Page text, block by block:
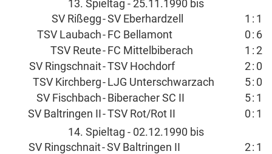
13. Spieltag - 25.11.1990 bis
SV Rißegg-SV Eberhardzell 1 : 1
TSV Laubach- FC Bellamont 0 : 6
TSV Reute- FC Mittelbiberach 1 : 2
SV Ringschnait-TSV Hochdorf 2: 0
TSV Kirchberg- LJG Unterschwarzach 5: 0
SV Fischbach- Biberacher SC II 5: 1
SV Baltringen II -TSV Rot/Rot II 0 : 1
14. Spieltag - 02.12.1990 bis
SV Ringschnait-SV Baltringen II 2: 1